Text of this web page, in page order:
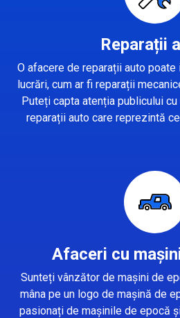
Reparații
O afacere de reparații auto
lucrări, cum ar fi reparații
Puteți capta atenția publicului
reparații auto care reprezintă
Afaceri cu
Sunteți vânzător de mașini de
mâna pe un logo de mașină de
pasionați de mașinile de epocă